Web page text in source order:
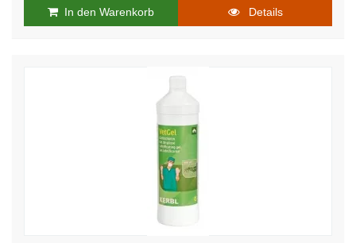
In den Warenkorb Details